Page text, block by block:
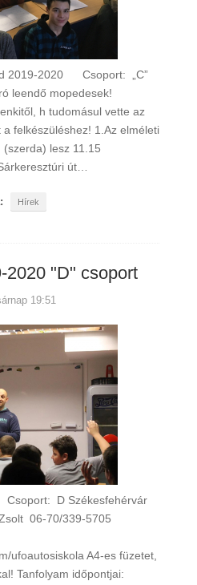
2019-2020 Csoport: „C”
leendő mopedesek!
h tudomásul vette az
felkészüléshez! 1.Az elméleti
lesz 11.15
út…
Hírek
2020 "D" csoport
19:51
D Székesfehérvár
06-70/339-5705
ufoautosiskola A4-es füzetet,
Tanfolyam időpontjai: